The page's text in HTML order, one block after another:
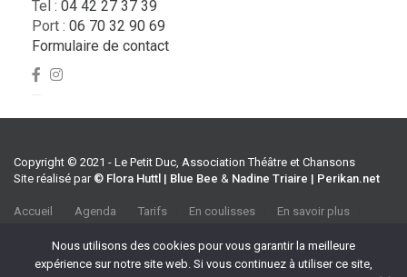
Tel : 04 42 27 37 39
Port : 06 70 32 90 69
Formulaire de contact
Copyright © 2021 - Le Petit Duc, Association Théâtre et Chansons
Site réalisé par © Flora Huttl | Blue Bee & Nadine Triaire | Perikan.net
Accueil Agenda Tarifs En coulisses
En savoir plus
Association Théâtre et Chansons
35 rue Emile Tavan, 13100 Aix-en-Provence
Nous utilisons des cookies pour vous garantir la meilleure
expérience sur notre site web. Si vous continuez à utiliser ce site,